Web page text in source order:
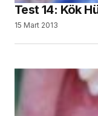
Test 14: Kök
15 Mart 2013